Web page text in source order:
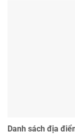
Danh sách địa